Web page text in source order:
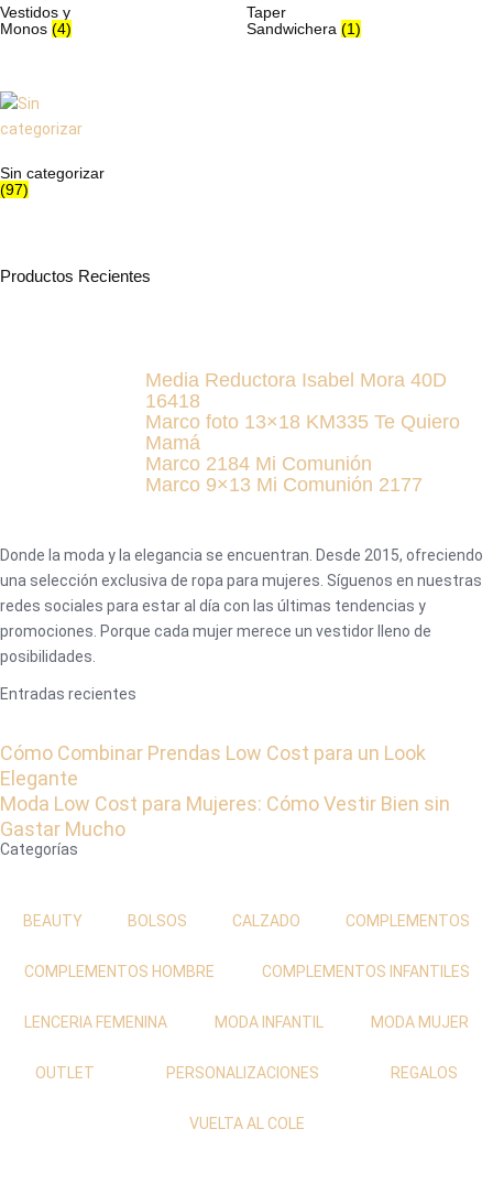
Vestidos y
Monos (4)
Taper
Sandwichera (1)
Sin categorizar
(97)
Productos Recientes
Media Reductora Isabel Mora 40D
16418
Marco foto 13×18 KM335 Te Quiero
Mamá
Marco 2184 Mi Comunión
Marco 9×13 Mi Comunión 2177
Donde la moda y la elegancia se encuentran. Desde 2015, ofreciendo
una selección exclusiva de ropa para mujeres. Síguenos en nuestras
redes sociales para estar al día con las últimas tendencias y
promociones. Porque cada mujer merece un vestidor lleno de
posibilidades.
Entradas recientes
Cómo Combinar Prendas Low Cost para un Look
Elegante
Moda Low Cost para Mujeres: Cómo Vestir Bien sin
Gastar Mucho
Categorías
BEAUTY BOLSOS CALZADO COMPLEMENTOS
COMPLEMENTOS HOMBRE COMPLEMENTOS INFANTILES
LENCERIA FEMENINA MODA INFANTIL MODA MUJER
OUTLET PERSONALIZACIONES REGALOS
VUELTA AL COLE